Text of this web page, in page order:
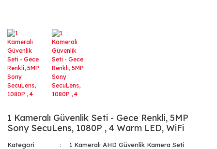
1 Kameralı Güvenlik Seti - Gece Renkli, 5MP
Sony SecuLens, 1080P , 4 Warm LED, WiFi
Kategori
1 Kameralı AHD Güvenlik Kamera Seti